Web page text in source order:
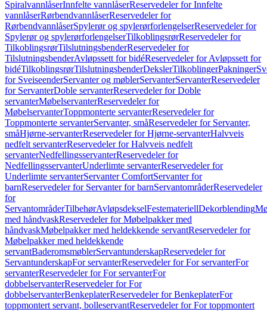
SpiralvannlåserInnfelte vannlåserReservedeler for Innfelte
vannlåserRørbendvannlåserReservedeler for
RørbendvannlåserSpylerør og spylerørforlengelserReservedeler for
Spylerør og spylerørforlengelserTilkoblingsrørReservedeler for
TilkoblingsrørTilslutningsbenderReservedeler for
TilslutningsbenderAvløpssett for bidéReservedeler for Avløpssett for
bidéTilkoblingsrørTilslutningsbenderDekslerTilkoblingerPakninger
for SveiseenderServanter og møblerServanterServanterReservedeler
for ServanterDoble servanterReservedeler for Doble
servanterMøbelservanterReservedeler for
MøbelservanterToppmonterte servanterReservedeler for
Toppmonterte servanterServanter, småReservedeler for Servanter,
småHjørne-servanterReservedeler for Hjørne-servanterHalvveis
nedfelt servanterReservedeler for Halvveis nedfelt
servanterNedfellingsservanterReservedeler for
NedfellingsservanterUnderlimte servanterReservedeler for
Underlimte servanterServanter ComfortServanter for
barnReservedeler for Servanter for barnServantområderReservedeler
for
ServantområderTilbehørAvløpsdekselFestemateriellDekorblending
med håndvaskReservedeler for Møbelpakker med
håndvaskMøbelpakker med heldekkende servantReservedeler for
Møbelpakker med heldekkende
servantBaderomsmøblerServantunderskapReservedeler for
ServantunderskapFor servanterReservedeler for For servanterFor
servanterReservedeler for For servanterFor
dobbelservanterReservedeler for For
dobbelservanterBenkeplaterReservedeler for BenkeplaterFor
toppmontert servant, bolleservantReservedeler for For toppmontert